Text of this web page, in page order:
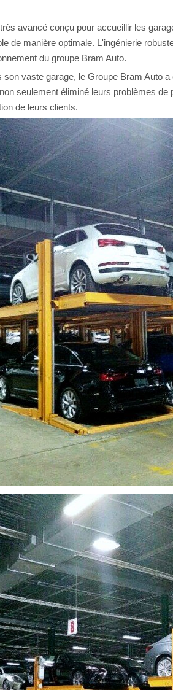
avancé conçu pour accueillir les
de manière optimale. L'ingénierie
du groupe Bram Auto.
vaste garage, le Groupe Bram Auto
seulement éliminé leurs problèmes
de leurs clients.